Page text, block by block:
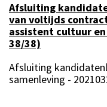
Afsluiting
van voltijds
assistent cultuur en
38/38)
Afsluiting
samenleving -